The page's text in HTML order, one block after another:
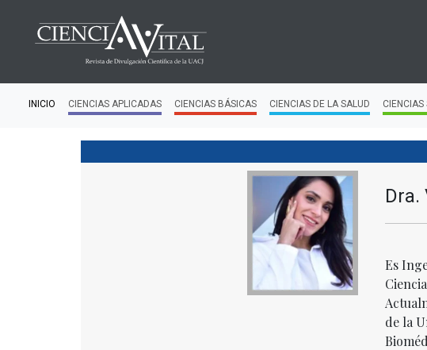
INICIO CIENCIAS APLICADAS CIENCIAS BÁSICAS CIENCIAS DE LA SALUD CIENCIAS
Dra.
Es
de la